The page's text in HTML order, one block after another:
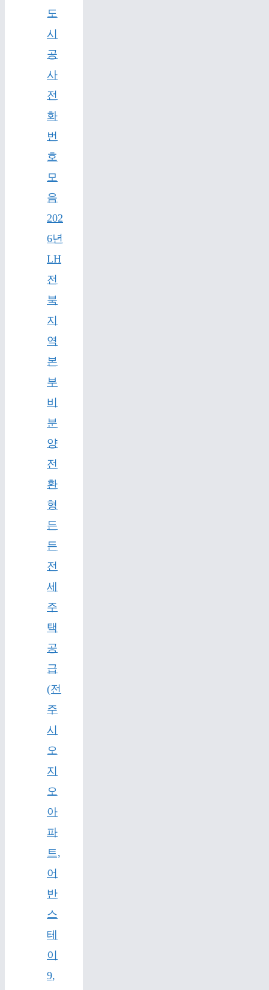
도
시
공
사
전
화
번
호
모
음
202
6년
LH
전
북
지
역
본
부
비
분
양
전
환
형
든
든
전
세
주
택
공
급
(전
주
시
오
지
오
아
파
트,
어
반
스
테
이
9,